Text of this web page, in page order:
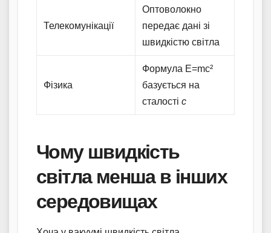
Телекомунікації
Оптоволокно
передає дані зі
швидкістю світла
Фізика
Формула E=mc²
базується на
сталостіc
Чому швидкість
світла менша в інших
середовищах